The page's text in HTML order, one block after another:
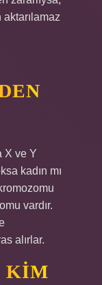
aktarılamaz
X ve Y
kadın mı
vardır.
alırlar.
KIM